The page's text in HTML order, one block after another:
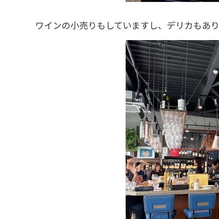
ワインの小売りもしていますし、デリカもあ